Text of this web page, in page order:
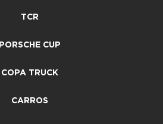
TCR
PORSCHE CUP
COPA TRUCK
CARROS